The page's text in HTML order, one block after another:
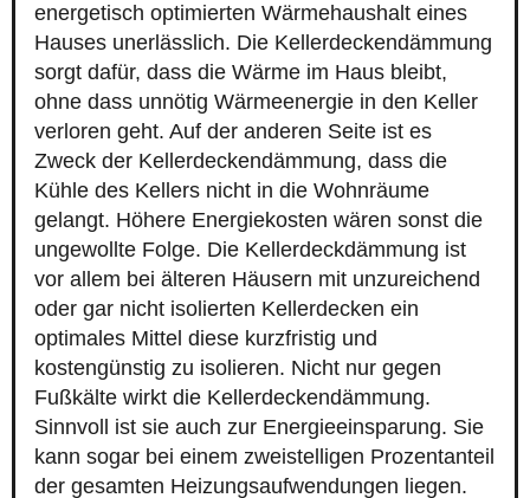
energetisch optimierten Wärmehaushalt eines
Hauses unerlässlich. Die Kellerdeckendämmung
sorgt dafür, dass die Wärme im Haus bleibt,
ohne dass unnötig Wärmeenergie in den Keller
verloren geht. Auf der anderen Seite ist es
Zweck der Kellerdeckendämmung, dass die
Kühle des Kellers nicht in die Wohnräume
gelangt. Höhere Energiekosten wären sonst die
ungewollte Folge. Die Kellerdeckdämmung ist
vor allem bei älteren Häusern mit unzureichend
oder gar nicht isolierten Kellerdecken ein
optimales Mittel diese kurzfristig und
kostengünstig zu isolieren. Nicht nur gegen
Fußkälte wirkt die Kellerdeckendämmung.
Sinnvoll ist sie auch zur Energieeinsparung. Sie
kann sogar bei einem zweistelligen Prozentanteil
der gesamten Heizungsaufwendungen liegen.